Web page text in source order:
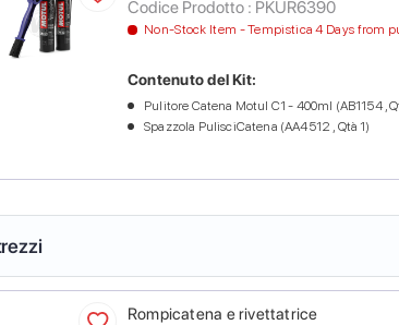
Codice Prodotto : PKUR6390
Non-Stock Item - Tempistica 4 Days from
Contenuto del Kit:
Pulitore Catena Motul C1 - 400ml (AB1154 ,
Spazzola PulisciCatena (AA4512 , Qtà 1)
Rompicatena e rivettatrice